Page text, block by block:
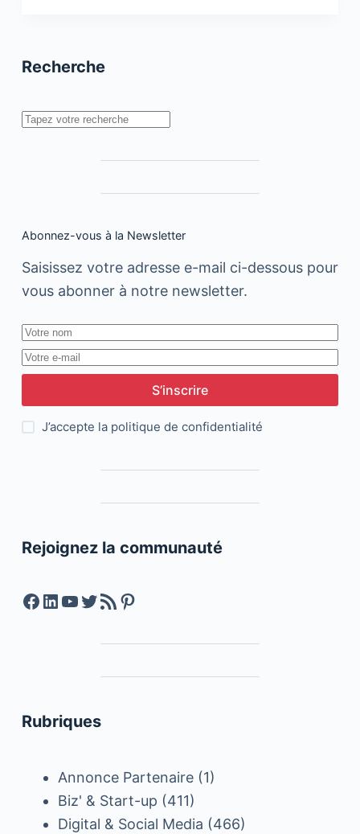
Recherche
Rechercher
Abonnez-vous à la Newsletter
Saisissez votre adresse e-mail ci-dessous pour
vous abonner à notre newsletter.
S’inscrire
J’accepte la politique de confidentialité
Rejoignez la communauté
Facebook
LinkedIn
YouTube
Twitter
Feed RSSPinterest
Rubriques
Annonce Partenaire(1)
Biz' & Start-up (411)
Digital & Social Media (466)